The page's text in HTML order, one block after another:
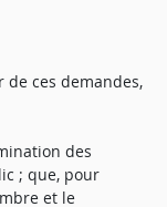
de ces demandes,
des
; que, pour
et le